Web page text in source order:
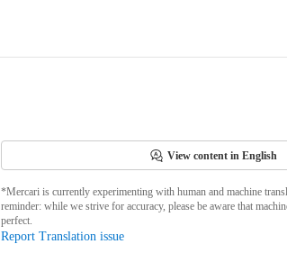
View content in English
*Mercari is currently experimenting with human and machine
reminder: while we strive for accuracy, please be aware that
perfect.
Report Translation issue